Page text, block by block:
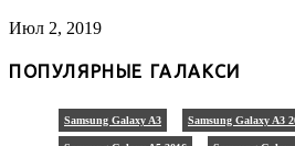
Июл 2, 2019
ПОПУЛЯРНЫЕ ГАЛАКСИ
Samsung Galaxy A3 Samsung Galaxy A3